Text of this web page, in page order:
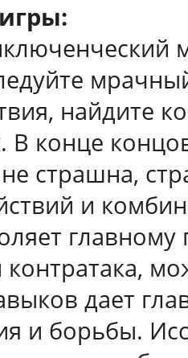
найдите
В конце
страшна,
и
дает
и борьбы.